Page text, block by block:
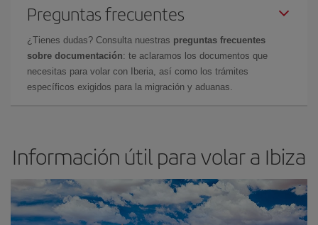
Preguntas frecuentes
¿Tienes dudas? Consulta nuestras preguntas frecuentes
sobre documentación: te aclaramos los documentos que
necesitas para volar con Iberia, así como los trámites
específicos exigidos para la migración y aduanas.
Información útil para volar a Ibiza